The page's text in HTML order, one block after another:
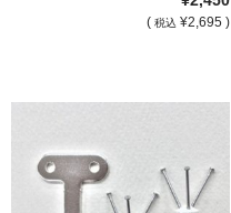
( 税込 ¥2,695 )